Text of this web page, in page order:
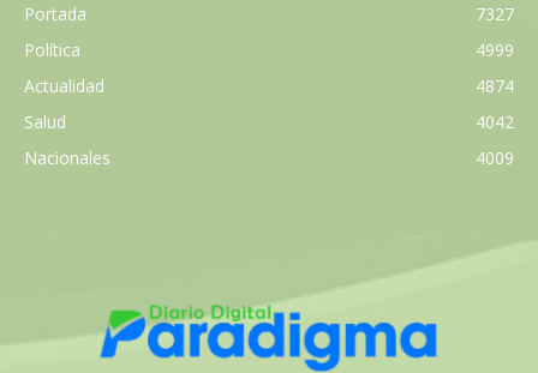
Portada
7327
Política
4999
Actualidad
4874
Salud
4042
Nacionales
4009